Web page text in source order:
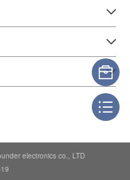
electronics co., LTD